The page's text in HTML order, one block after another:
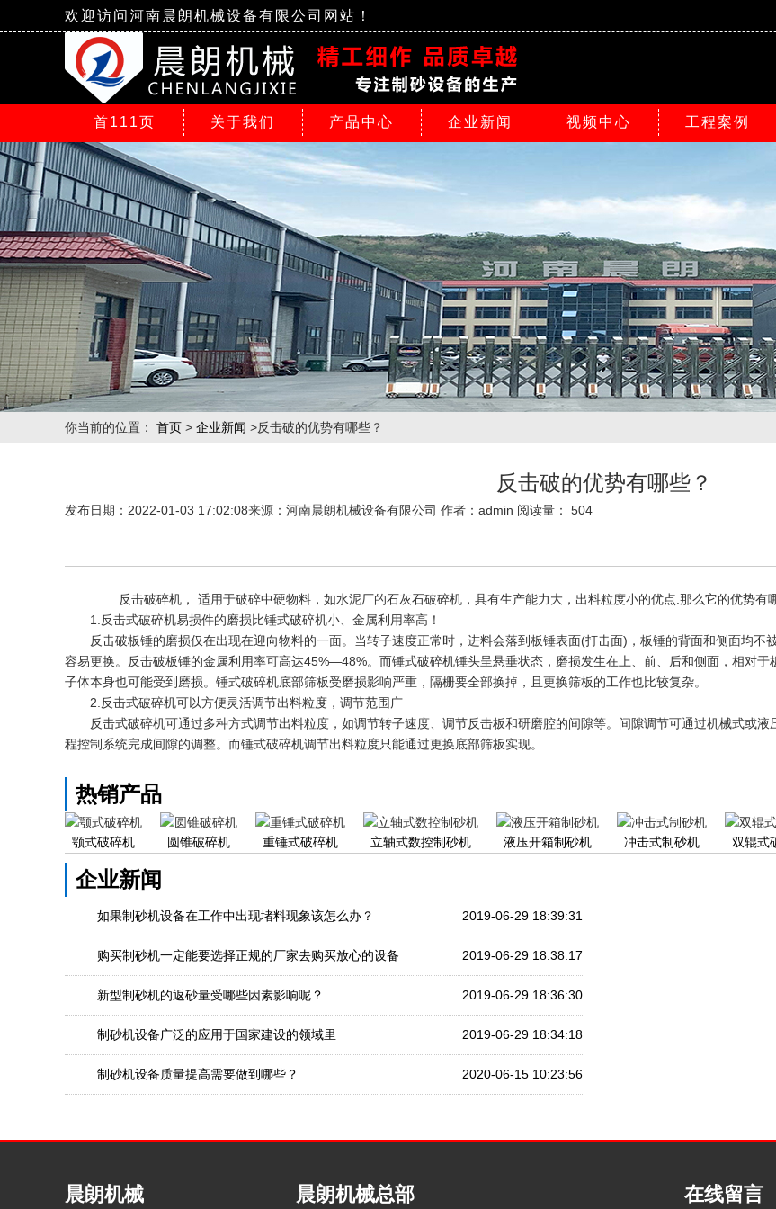
欢迎访问河南晨朗机械设备有限公司网站！
首111页 关于我们 产品中心 企业新闻 视频中心 工程案例
你当前的位置： 首页 > 企业新闻 >反击破的优势有哪些？
反击破的优势有哪些？
发布日期：2022-01-03 17:02:08来源：河南晨朗机械设备有限公司 作者：admin 阅读量： 504
反击破碎机 ， 适用于破碎中硬物料，如水泥厂的石灰石破碎机，具有生产能力大，出料粒度小的优点.那么它的优势有
1. 反击式破碎机易损件的磨损比锤式破碎机小、金属利用率高！
反击破板锤的磨损仅在出现在迎向物料的一面。当转子速度正常时，进料会落到板锤表面(打击面)，板锤的背面和侧面均
容易更换。反击破板锤的金属利用率可高达45%—48%。而锤式破碎机锤头呈悬垂状态，磨损发生在上、前、后和侧面，相对
子体本身也可能受到磨损。锤式破碎机底部筛板受磨损影响严重，隔栅要全部换掉，且更换筛板的工作也比较复杂。
2.反击式破碎机可以方便灵活调节出料粒度，调节范围广
反击式破碎机可通过多种方式调节出料粒度，如调节转子速度、调节反击板和研磨腔的间隙等。间隙调节可通过机械式或
程控制系统完成间隙的调整。而锤式破碎机调节出料粒度只能通过更换底部筛板实现。
热销产品
颚式破碎机 圆锥破碎机 重锤式破碎机 立轴式数控制砂机 液压开箱制砂机 冲击式制砂机 双辊式
企业新闻
如果制砂机设备在工作中出现堵料现象该怎么办？ 2019-06-29 18:39:31
购买制砂机一定能要选择正规的厂家去购买放心的设备 2019-06-29 18:38:17
新型制砂机的返砂量受哪些因素影响呢？ 2019-06-29 18:36:30
制砂机设备广泛的应用于国家建设的领域里 2019-06-29 18:34:18
制砂机设备质量提高需要做到哪些？ 2020-06-15 10:23:56
晨朗机械 晨朗机械总部 在线留言